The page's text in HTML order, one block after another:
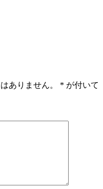
ありません。 * が付いて